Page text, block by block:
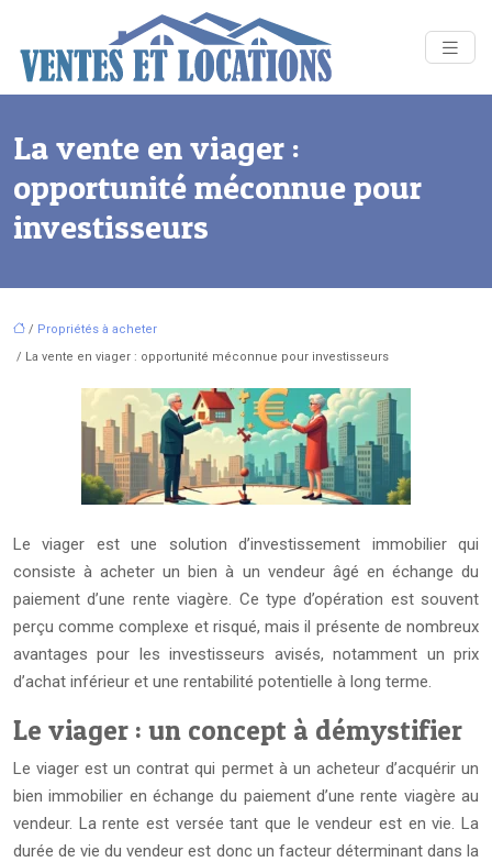
La vente en viager :
opportunité méconnue pour
investisseurs
/ Propriétés à acheter
/ La vente en viager : opportunité méconnue pour investisseurs
Le viager est une solution d’investissement immobilier qui
consiste à acheter un bien à un vendeur âgé en échange du
paiement d’une rente viagère. Ce type d’opération est souvent
perçu comme complexe et risqué, mais il présente de nombreux
avantages pour les investisseurs avisés, notamment un prix
d’achat inférieur et une rentabilité potentielle à long terme.
Le viager : un concept à démystifier
Le viager est un contrat qui permet à un acheteur d’acquérir un
bien immobilier en échange du paiement d’une rente viagère au
vendeur. La rente est versée tant que le vendeur est en vie. La
durée de vie du vendeur est donc un facteur déterminant dans la